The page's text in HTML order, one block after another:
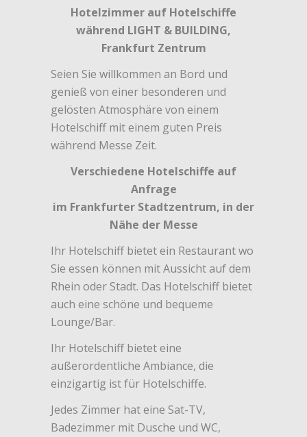
Hotelzimmer auf Hotelschiffe
während LIGHT & BUILDING,
Frankfurt Zentrum
Seien Sie willkommen an Bord und
genieß von einer besonderen und
gelösten Atmosphäre von einem
Hotelschiff mit einem guten Preis
während Messe Zeit.
Verschiedene Hotelschiffe auf
Anfrage
im Frankfurter Stadtzentrum, in der
Nähe der Messe
Ihr Hotelschiff bietet ein Restaurant wo
Sie essen können mit Aussicht auf dem
Rhein oder Stadt. Das Hotelschiff bietet
auch eine schöne und bequeme
Lounge/Bar.
Ihr Hotelschiff bietet eine
außerordentliche Ambiance, die
einzigartig ist für Hotelschiffe.
Jedes Zimmer hat eine Sat-TV,
Badezimmer mit Dusche und WC,